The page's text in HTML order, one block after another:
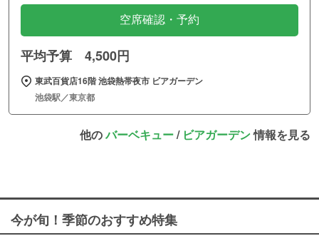
空席確認・予約
平均予算 4,500円
東武百貨店16階 池袋熱帯夜市 ビアガーデン
池袋駅／東京都
他のバーベキュー/ ビアガーデン情報を見る
今が旬！季節のおすすめ特集